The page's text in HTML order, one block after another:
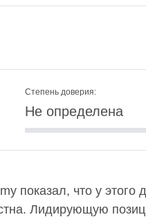
Степень доверия:
Не определена
показал, что у этого
Лидирующую